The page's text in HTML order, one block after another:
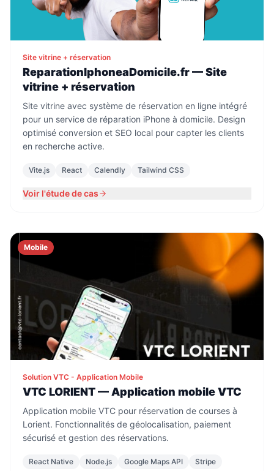
Site vitrine + réservation
ReparationIphoneaDomicile.fr — Site
vitrine + réservation
Site vitrine avec système de réservation en ligne intégré
pour un service de réparation iPhone à domicile. Design
optimisé conversion et SEO local pour capter les clients
en recherche active.
Vite.js React Calendly Tailwind CSS
Voir l'étude de cas
Mobile
Solution VTC - Application Mobile
VTC LORIENT — Application mobile VTC
Application mobile VTC pour réservation de courses à
Lorient. Fonctionnalités de géolocalisation, paiement
sécurisé et gestion des réservations.
React Native Node.js Google Maps API Stripe